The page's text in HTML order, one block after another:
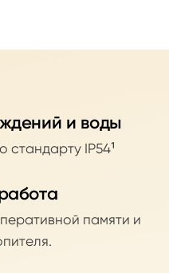
и воды
IP54¹
памяти и